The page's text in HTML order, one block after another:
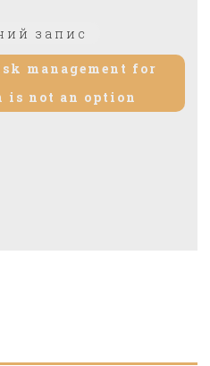
запис
management for
is not an option